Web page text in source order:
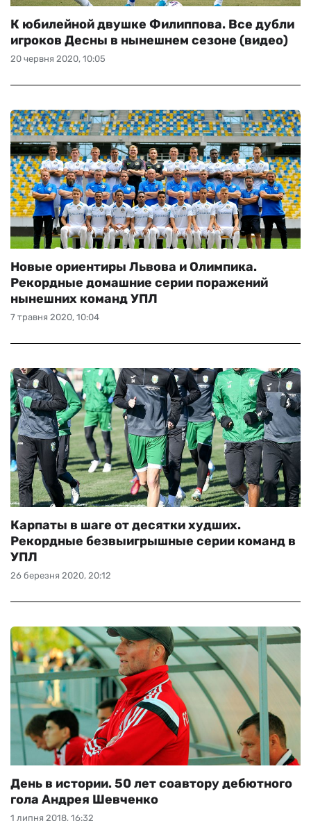
20 червня 2020, 10:05
К юбилейной двушке Филиппова. Все дубли
игроков Десны в нынешнем сезоне (видео)
7 травня 2020, 10:04
Новые ориентиры Львова и Олимпика.
Рекордные домашние серии поражений
нынешних команд УПЛ
26 березня 2020, 20:12
Карпаты в шаге от десятки худших.
Рекордные безвыигрышные серии команд в
УПЛ
1 липня 2018, 16:32
День в истории. 50 лет соавтору дебютного
гола Андрея Шевченко